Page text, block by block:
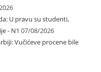
U pravu su studenti,
- N1 07/08/2026
Vučićeve procene bile